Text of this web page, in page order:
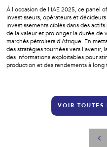
À l'occasion de l'IAE 2025, ce panel
investisseurs, opérateurs et
investissements ciblés dans des
de la valeur et prolonger la durée de
marchés pétroliers d'Afrique. En
des stratégies tournées vers l'avenir,
des informations exploitables pour
production et des rendements à long
VOIR TOUTES